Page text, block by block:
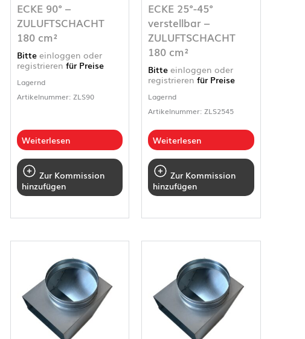
ECKE 90° –
ZULUFTSCHACHT
180 cm²
Bitte einloggen oder
registrieren für Preise
Lagernd
Artikelnummer: ZLS90
Weiterlesen
Zur Kommission
hinzufügen
ECKE 25°-45°
verstellbar –
ZULUFTSCHACHT
180 cm²
Bitteeinloggen oder
registrieren für Preise
Lagernd
Artikelnummer: ZLS2545
Weiterlesen
Zur Kommission
hinzufügen